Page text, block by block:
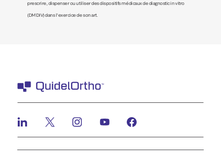
prescrire, dispenser ou utiliser des dispositifs médicaux de diagnostic in vitro
(DMDIV) dans l’exercice de son art.